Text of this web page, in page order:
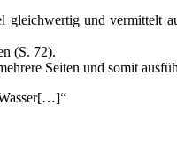
gleichwertig und vermittelt
(S. 72).
Seiten und somit